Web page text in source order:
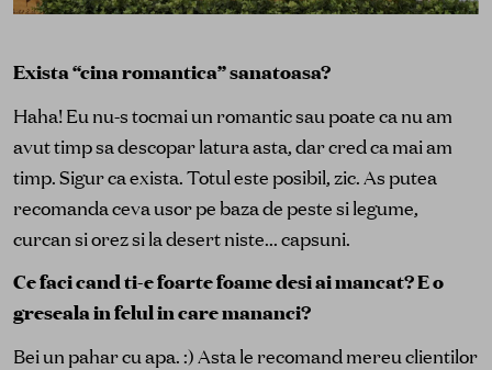
Exista “cina romantica” sanatoasa?
Haha! Eu nu-s tocmai un romantic sau poate ca nu am
avut timp sa descopar latura asta, dar cred ca mai am
timp. Sigur ca exista. Totul este posibil, zic. As putea
recomanda ceva usor pe baza de peste si legume,
curcan si orez si la desert niste... capsuni.
Ce faci cand ti-e foarte foame desi ai mancat? E o
greseala in felul in care mananci?
Bei un pahar cu apa. :) Asta le recomand mereu clientilor